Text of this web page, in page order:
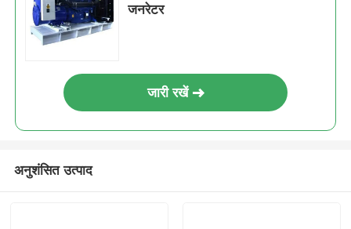
जनरेटर
जारी रखें
अनुशंसित उत्पाद